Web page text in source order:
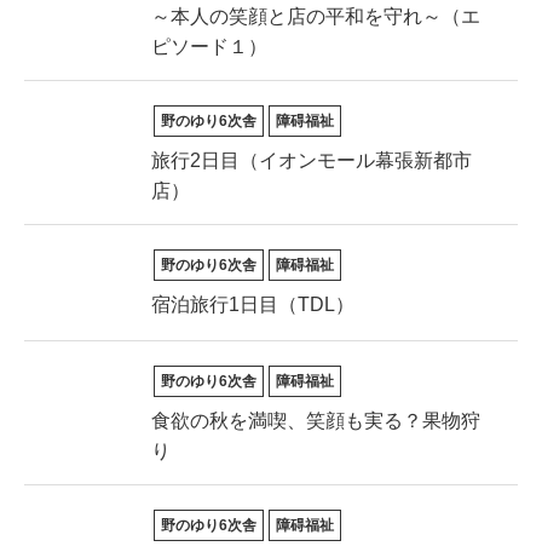
～本人の笑顔と店の平和を守れ～（エ
ピソード１）
野のゆり6次舎 障碍福祉
旅行2日目（イオンモール幕張新都市
店）
野のゆり6次舎 障碍福祉
宿泊旅行1日目（TDL）
野のゆり6次舎 障碍福祉
食欲の秋を満喫、笑顔も実る？果物狩
り
野のゆり6次舎 障碍福祉